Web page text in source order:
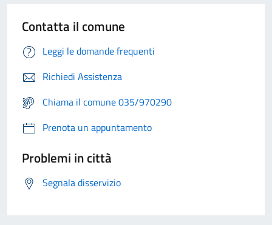
Contatta il comune
Leggi le domande frequenti
Richiedi Assistenza
Chiama il comune 035/970290
Prenota un appuntamento
Problemi in città
Segnala disservizio